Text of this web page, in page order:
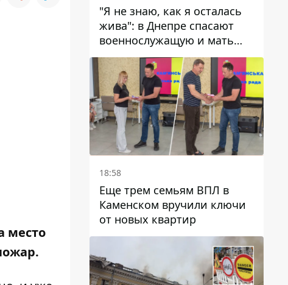
место
"Я не знаю, как я осталась
жива": в Днепре спасают
военнослужащую и мать
четверых детей, которую
ранил КАБ
18:58
Еще трем семьям ВПЛ в
Каменском вручили ключи
от новых квартир